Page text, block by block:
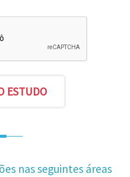
nas seguintes áreas